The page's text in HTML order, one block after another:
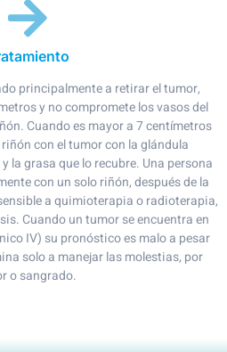
principalmente a retirar el tumor,
y no compromete los vasos del
Cuando es mayor a 7 centímetros
con el tumor con la glándula
la grasa que lo recubre. Una persona
con un solo riñón, después de la
a quimioterapia o radioterapia,
Cuando un tumor se encuentra en
IV) su pronóstico es malo a pesar
solo a manejar las molestias, por
o sangrado.